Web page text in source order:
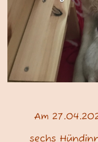
Am
sechs